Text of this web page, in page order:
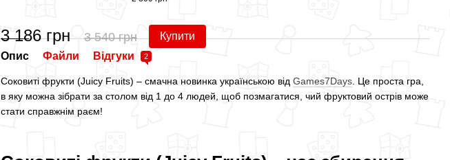
3 186 грн 3 540 грн Купити
Опис Файли Відгуки 2
Соковиті фрукти (Juicy Fruits) – смачна новинка українською від Games7Days . Це проста гра,
в яку можна зібрати за столом від 1 до 4 людей, щоб позмагатися, чий фруктовий острів може
стати справжнім раєм!